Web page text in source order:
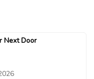
Next Door